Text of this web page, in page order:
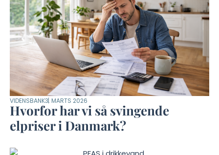
VIDENSBANK3. MARTS 2026
Hvorfor har vi så svingende
elpriser i Danmark?